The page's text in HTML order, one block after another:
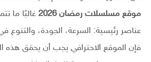
موقع مسلسلات رمضان 2026
غالبًا ما
عناصر رئيسية: السرعة، الجودة، والتنوع
فإن الموقع الاحترافي يجب أن يحقق هذه